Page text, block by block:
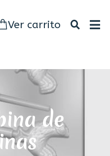
Ver carrito
de